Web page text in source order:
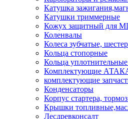
Катушка
Катушки триммерные
Кожух защитный для
Коленвалы
Колеса зубчатые,
Кольца стопорные
Кольца
Комплектующие
комплектующие
Конденсаторы
Корпус стартера,
Крышки
Лесдревконсалт